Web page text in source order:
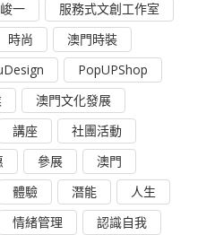
一
服務式文創工作室
時尚
澳門時裝
PopUPShop
澳門文化發展
講座
社團活動
參展
澳門
體驗 潛能
人生
情緒管理
認識自我